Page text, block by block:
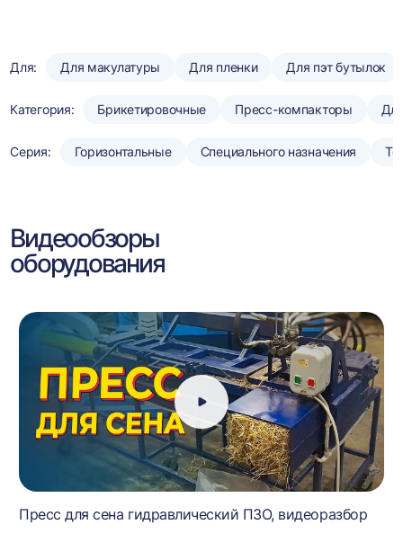
Для: Для макулатуры Для пленки Для пэт бутылок
Категория: Брикетировочные Пресс-компакторы
Серия: Горизонтальные Специального назначения
Видеообзоры
оборудования
Пресс для сена гидравлический ПЗО, видеоразбор